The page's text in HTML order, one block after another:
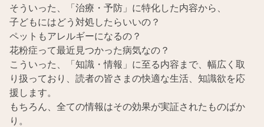
そういった、「治療・予防」に特化した内容から、
子どもにはどう対処したらいいの？
ペットもアレルギーになるの？
花粉症って最近見つかった病気なの？
こういった、「知識・情報」に至る内容まで、幅広く取
り扱っており、読者の皆さまの快適な生活、知識欲を応
援します。
もちろん、全ての情報はその効果が実証されたものばか
り。